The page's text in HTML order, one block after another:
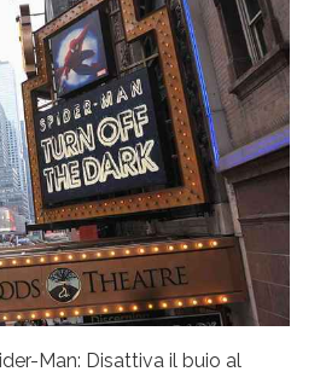
Man: Disattiva il buio al